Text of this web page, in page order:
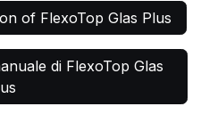
of FlexoTop Glas Plus
di FlexoTop Glas